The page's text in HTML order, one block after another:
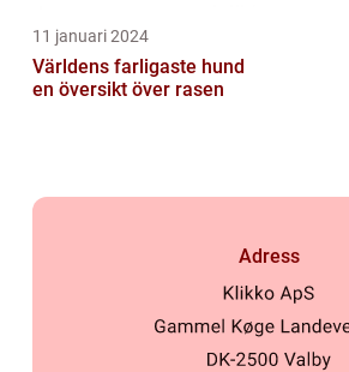
11 januari 2024
Världens farligaste hund
en översikt över rasen
Adress